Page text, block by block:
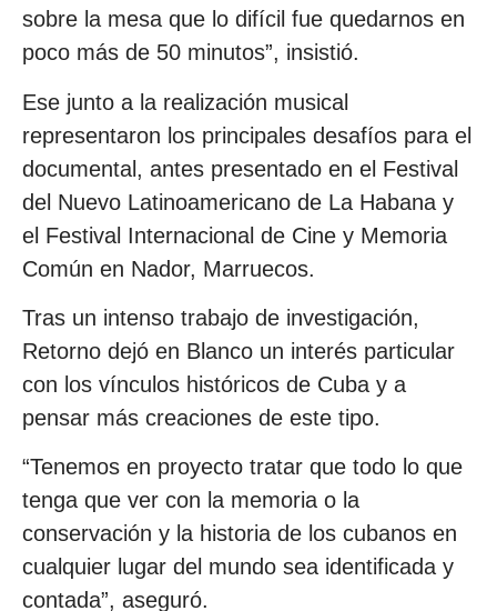
sobre la mesa que lo difícil fue quedarnos en
poco más de 50 minutos”, insistió.
Ese junto a la realización musical
representaron los principales desafíos para el
documental, antes presentado en el Festival
del Nuevo Latinoamericano de La Habana y
el Festival Internacional de Cine y Memoria
Común en Nador, Marruecos.
Tras un intenso trabajo de investigación,
Retorno dejó en Blanco un interés particular
con los vínculos históricos de Cuba y a
pensar más creaciones de este tipo.
“Tenemos en proyecto tratar que todo lo que
tenga que ver con la memoria o la
conservación y la historia de los cubanos en
cualquier lugar del mundo sea identificada y
contada”, aseguró.